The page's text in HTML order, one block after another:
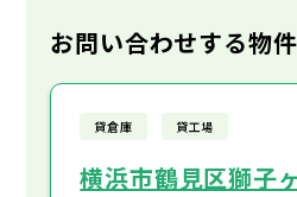
お問い合わせする物件
貸倉庫 貸工場
横浜市鶴見区獅子